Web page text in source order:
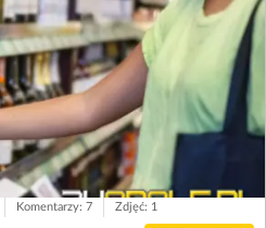
Komentarzy: 7 Zdjęć: 1